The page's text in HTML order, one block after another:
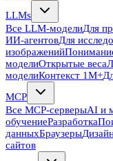
LLMs
Все LLM-моделиДля
ИИ-агентовДля
изображений
моделиОткрытые веса
моделиКонтекст 1M+
MCP
Все MCP-серверыAI и
обучениеРазработка
данныхБраузеры
сайтов